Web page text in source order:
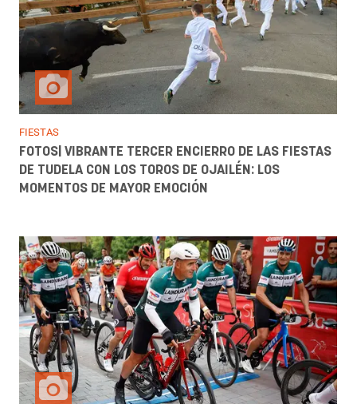
FIESTAS
FOTOS| VIBRANTE TERCER ENCIERRO DE LAS FIESTAS
DE TUDELA CON LOS TOROS DE OJAILÉN: LOS
MOMENTOS DE MAYOR EMOCIÓN